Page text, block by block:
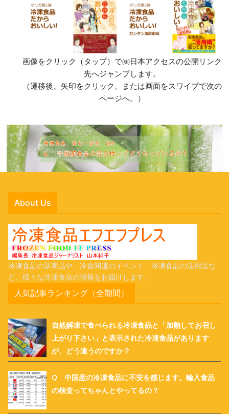
画像をクリック（タップ）で㈱日本アクセスの公開リンク
先へジャンプします。
（遷移後、矢印をクリック、または画面をスワイプで次の
ページへ。）
About Us
冷凍食品の新商品や、冷食関連のイベント、冷凍食品の活用法な
ど、様々な冷凍食品の情報をお届けします。
人気記事ランキング（全期間）
自然解凍で食べられる冷凍食品と「加熱してお召し
上がり下さい」と表示された冷凍食品があります
が、どう違うのですか？
Q 中国産の冷凍食品に不安を感じます。輸入食品
の検査ってちゃんとやってるの？